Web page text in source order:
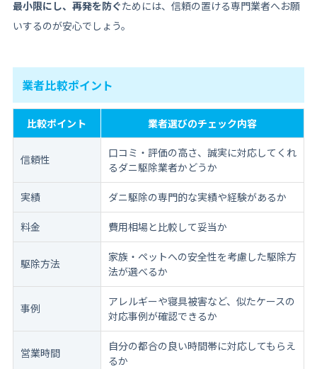
最小限にし、再発を防ぐためには、信頼の置ける専門業者へお願
いするのが安心でしょう。
業者比較ポイント
比較ポイント 業者選びのチェック内容
信頼性
口コミ・評価の高さ、誠実に対応してくれ
るダニ駆除業者かどうか
実績 ダニ駆除の専門的な実績や経験があるか
料金 費用相場と比較して妥当か
駆除方法
家族・ペットへの安全性を考慮した駆除方
法が選べるか
事例
アレルギーや寝具被害など、似たケースの
対応事例が確認できるか
営業時間
自分の都合の良い時間帯に対応してもらえ
るか